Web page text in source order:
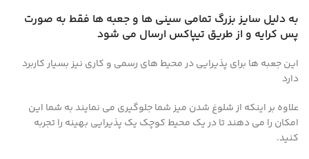
به دلیل سایز بزرگ تمامی سینی ها و جعبه ها فقط به صورت
پس کرایه و از طریق تیپاکس ارسال می شود
این جعبه ها برای پذیرایی در محیط های رسمی و کاری نیز بسیار کاربرد
دارد
علاوه بر اینکه از شلوغ شدن میز شما جلوگیری می نمایند به شما این
امکان را می دهند تا در یک محیط کوچک یک پذیرایی بهینه را تجربه
کنید.